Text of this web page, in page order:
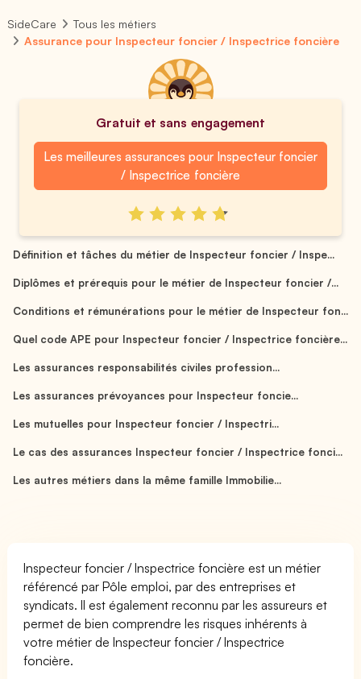
SideCare
Tous les métiers
Assurance pour Inspecteur foncier / Inspectrice foncière
Gratuit et sans engagement
Les meilleures assurances pour Inspecteur foncier
/ Inspectrice foncière
Définition et tâches du métier de Inspecteur foncier / Inspe...
Diplômes et prérequis pour le métier de Inspecteur foncier /...
Conditions et rémunérations pour le métier de Inspecteur fon...
Quel code APE pour Inspecteur foncier / Inspectrice foncière...
Les assurances responsabilités civiles profession...
Les assurances prévoyances pour Inspecteur foncie...
Les mutuelles pour Inspecteur foncier / Inspectri...
Le cas des assurances Inspecteur foncier / Inspectrice fonci...
Les autres métiers dans la même famille Immobilie...
Inspecteur foncier / Inspectrice foncière est un métier
référencé par Pôle emploi, par des entreprises et
syndicats. Il est également reconnu par les assureurs et
permet de bien comprendre les risques inhérents à
votre métier de Inspecteur foncier / Inspectrice
foncière.